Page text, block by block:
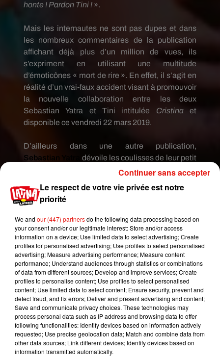
honte ! Pardon Tini ! ».
Mais les internautes ne sont pas dupes et dans
les nombreux commentaires de la publication
affichant déjà plus d’un million de vues, ils
s’expriment en utilisant une multitude
d’émoticônes « mort de rire ». En effet, il s’agit en
réalité d’un vrai-faux accident visant à promouvoir
la nouvelle collaboration entre les deux
Sebastian
Yatra et Tini intitulée Cristinaet
disponible ce vendredi 22 mars 2019.
D’ailleurs dans une autre publication,
Sebastian Yatra
dévoile les coulisses de leur petit
Lui s’en sort sans aucune
pansement au niveau de son genou.
Voir cette publication sur Instagram
Esto no me hace nada orgulloso, ni me causa
risa... tengo mucha verguenza �xܭ�xܭ
Le respect de votre vie privée est notre
priorité
We and our (447) partnersdo the following data processing based on
your consent and/or our legitimate interest: Store and/or access
information on a device; Use limited data to select advertising; Create
profiles for personalised advertising; Use profiles to select personalised
advertising; Measure advertising performance; Measure content
performance; Understand audiences through statistics or combinations
of data from different sources; Develop and improve services; Create
profiles to personalise content; Use profiles to select personalised
content; Use limited data to select content; Ensure security, prevent and
detect fraud, and fix errors; Deliver and present advertising and content;
Save and communicate privacy choices. These technologies may
process personal data such as IP address and browsing data to offer
following functionalities: Identify devices based on information actively
requested; Use precise geolocation data; Match and combine data from
other data sources; Link different devices; Identify devices based on
information transmitted automatically.
Continuer sans accepter